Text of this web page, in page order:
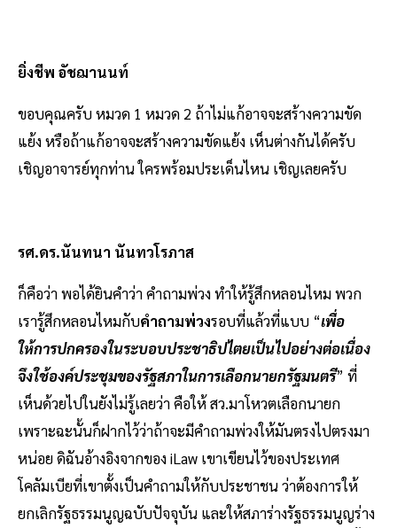
ยิ่งชีพ อัชฌานนท์
ขอบคุณครับ หมวด 1 หมวด 2 ถ้าไม่แก้อาจจะสร้างความขัด
แย้ง หรือถ้าแก้อาจจะสร้างความขัดแย้ง เห็นต่างกันได้ครับ
เชิญอาจารย์ทุกท่าน ใครพร้อมประเด็นไหน เชิญเลยครับ
รศ.ดร.นันทนา นันทวโรภาส
ก็คือว่า พอได้ยินคำว่า คำถามพ่วง ทำให้รู้สึกหลอนไหม พวก
เรารู้สึกหลอนไหมกับคำถามพ่วงรอบที่แล้วที่แบบ “เพื่อ
ให้การปกครองในระบอบประชาธิปไตยเป็นไปอย่างต่อเนื่อง
จึงใช้องค์ประชุมของรัฐสภาในการเลือกนายกรัฐมนตรี” ที่
เห็นด้วยไปในยังไม่รู้เลยว่า คือให้ สว.มาโหวตเลือกนายก
เพราะฉะนั้นก็ฝากไว้ว่าถ้าจะมีคำถามพ่วงให้มันตรงไปตรงมา
หน่อย ดิฉันอ้างอิงจากของ iLaw เขาเขียนไว้ของประเทศ
โคลัมเบียที่เขาตั้งเป็นคำถามให้กับประชาชน ว่าต้องการให้
ยกเลิกรัฐธรรมนูญฉบับปัจจุบัน และให้สภาร่างรัฐธรรมนูญร่าง